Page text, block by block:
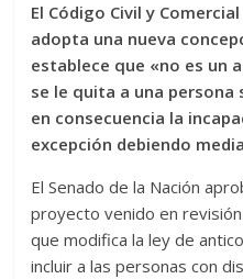
El Código Civil y
adopta una nueva
establece que «no es un
se le quita a una persona
en consecuencia la
excepción debiendo
El Senado de la Nación
proyecto venido en
que modifica la ley de
incluir a las personas con